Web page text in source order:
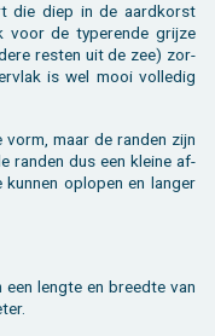
die diep in de aard­korst
de ty­pe­ren­de grij­ze
res­ten uit de zee) zor­
is wel mooi vol­le­dig
maar de ran­den zijn
ran­den dus een klei­ne af­
op­lo­pen en lan­ger
een leng­te en breed­te van